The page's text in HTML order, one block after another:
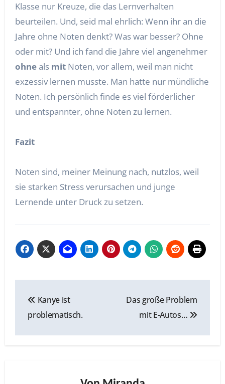
Klasse nur Kreuze, die das Lernverhalten
beurteilen. Und, seid mal ehrlich: Wenn ihr an die
Jahre ohne Noten denkt? Was war besser? Ohne
oder mit? Und ich fand die Jahre viel angenehmer
ohneals mitNoten, vor allem, weil man nicht
exzessiv lernen musste. Man hatte nur mündliche
Noten. Ich persönlich finde es viel förderlicher
und entspannter, ohne Noten zu lernen.
Fazit
Noten sind, meiner Meinung nach, nutzlos, weil
sie starken Stress verursachen und junge
Lernende unter Druck zu setzen.
Kanye ist
problematisch.
Das große Problem
mit E-Autos…